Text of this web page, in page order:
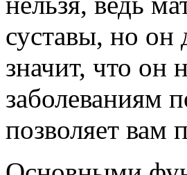
суставы, но он
значит, что он
заболеваниям
позволяет вам